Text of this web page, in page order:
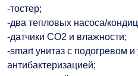
-тостер;
-два тепловых насоса/
-датчики СО2 и влажности;
-smart унитаз с подогревом
антибактеризацией;